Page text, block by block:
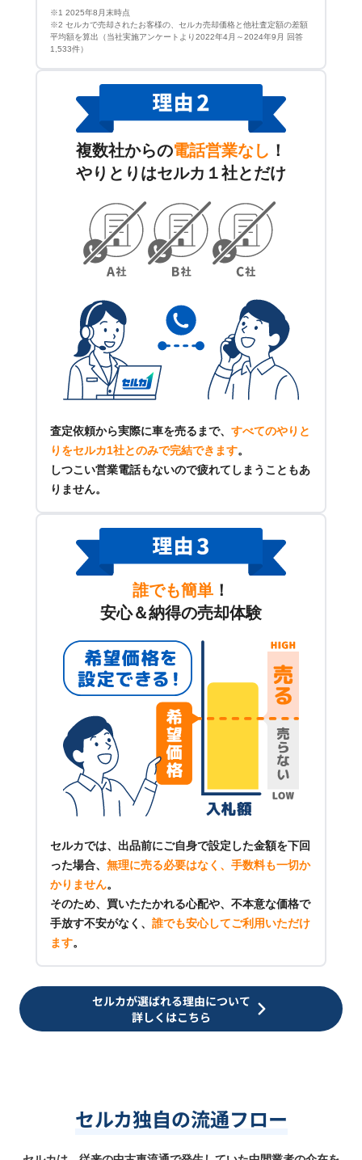
※1 2025年8月末時点
※2 セルカで売却されたお客様の、セルカ売却価格と他社査定額の差額
平均額を算出（当社実施アンケートより2022年4月～2024年9月 回答
1,533件）
複数社からの電話営業なし ！
やりとりはセルカ１社とだけ
査定依頼から実際に車を売るまで、 すべてのやりと
りをセルカ1社とのみで完結できます。
しつこい営業電話もないので疲れてしまうこともあ
りません。
誰でも簡単 ！
安心＆納得の売却体験
セルカでは、出品前にご自身で設定した金額を下回
った場合、 無理に売る必要はなく、手数料も一切か
かりません。
そのため、買いたたかれる心配や、不本意な価格で
手放す不安がなく、 誰でも安心してご利用いただけ
ます。
セルカが選ばれる理由について
詳しくはこちら
セルカ独自の流通フロー